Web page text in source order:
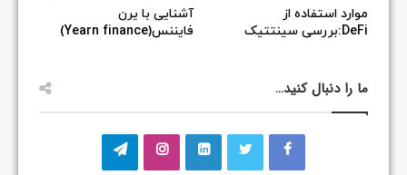
موارد استفاده از
DeFi:بررسی سینتتیک
آشنایی با یرن
فایننس(Yearn finance)
ما را دنبال کنید…